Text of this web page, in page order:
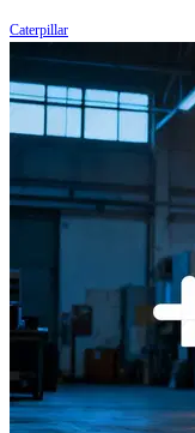
Caterpillar